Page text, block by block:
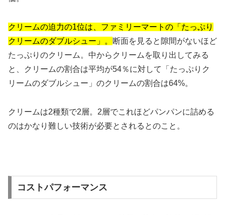
クリームの迫力の1位は、ファミリーマートの「たっぷり
クリームのダブルシュー」。
断面を見ると隙間がないほど
たっぷりのクリーム。中からクリームを取り出してみる
と、クリームの割合は平均が54％に対して「たっぷりク
リームのダブルシュー」のクリームの割合は64%。
クリームは2種類で2層。2層でこれほどパンパンに詰める
のはかなり難しい技術が必要とされるとのこと。
コストパフォーマンス